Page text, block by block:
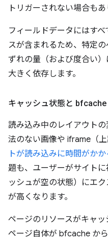
トリガーされない場合もあ
フィールドデータにはす
スが含まれるため、特定
ずれの量（および度合い
大きく依存します。
キャッシュ状態と
読み込み中のレイアウト
法のない画像や iframe（上
トが読み込みに時間がかか
題も、ユーザーがサイト
ッシュが空の状態）にエ
が高くなります。
ページのリソースがキャッ
ページ自体が bfcache か